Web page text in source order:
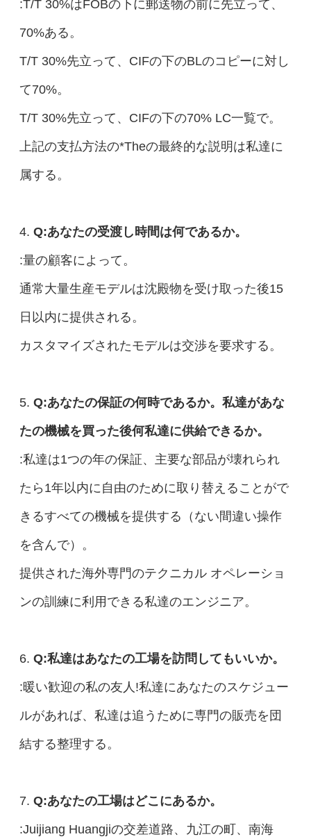
:T/T 30%はFOBの下に郵送物の前に先立って、
70%ある。
T/T 30%先立って、CIFの下のBLのコピーに対し
て70%。
T/T 30%先立って、CIFの下の70% LC一覧で。
上記の支払方法の*Theの最終的な説明は私達に
属する。
4. Q:あなたの受渡し時間は何であるか。
:量の顧客によって。
通常大量生産モデルは沈殿物を受け取った後15
日以内に提供される。
カスタマイズされたモデルは交渉を要求する。
5. Q:あなたの保証の何時であるか。私達があな
たの機械を買った後何私達に供給できるか。
:私達は1つの年の保証、主要な部品が壊れられ
たら1年以内に自由のために取り替えることがで
きるすべての機械を提供する（ない間違い操作
を含んで）。
提供された海外専門のテクニカル オペレーショ
ンの訓練に利用できる私達のエンジニア。
6. Q:私達はあなたの工場を訪問してもいいか。
:暖い歓迎の私の友人!私達にあなたのスケジュー
ルがあれば、私達は追うために専門の販売を団
結する整理する。
7. Q:あなたの工場はどこにあるか。
:Juijiang Huangjiの交差道路、九江の町、南海